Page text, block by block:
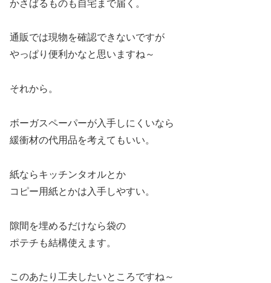
かさばるものも自宅まで届く。
通販では現物を確認できないですが
やっぱり便利かなと思いますね～
それから。
ボーガスペーパーが入手しにくいなら
緩衝材の代用品を考えてもいい。
紙ならキッチンタオルとか
コピー用紙とかは入手しやすい。
隙間を埋めるだけなら袋の
ポテチも結構使えます。
このあたり工夫したいところですね～